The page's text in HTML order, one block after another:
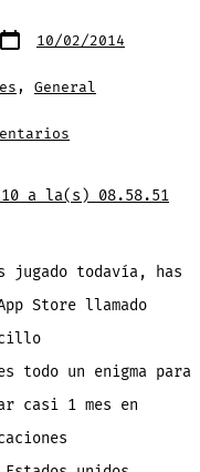
Fecha
de 10/02/2014
, General
¿No
BIRD
antes
en
tu
ahora
jugado todavía, has
Store llamado
todo un enigma para
casi 1 mes en